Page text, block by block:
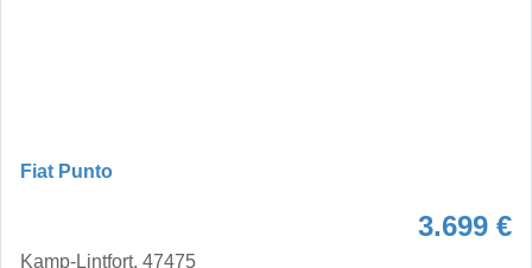
Fiat Punto
3.699 €
Kamp-Lintfort, 47475